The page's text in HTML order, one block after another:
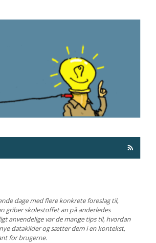
dage med flere konkrete foreslag til,
griber skolestoffet an på anderledes
anvendelige var de mange tips til, hvordan
datakilder og sætter dem i en kontekst,
for brugerne.